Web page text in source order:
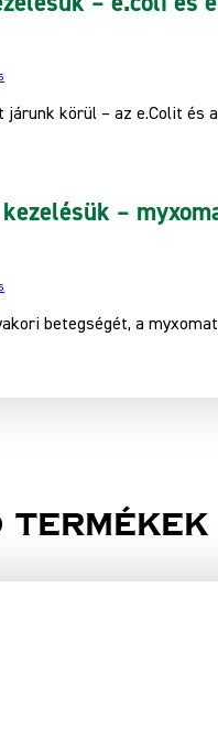
járunk körül – az e.Colit és
–
betegségét, a
termékek